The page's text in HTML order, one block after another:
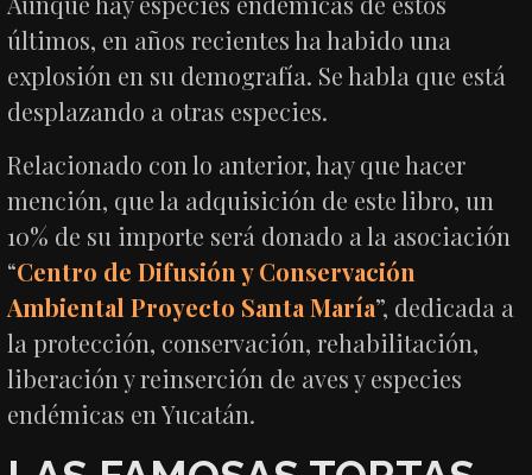
últimos, en años recientes ha habido una
explosión en su demografía. Se habla que está
desplazando a otras especies.
Relacionado con lo anterior, hay que hacer
mención, que la adquisición de este libro, un
10% de su importe será donado a la asociación
“Centro de Difusión y Conservación
Ambiental Proyecto Santa María”, dedicada a
la protección, conservación, rehabilitación,
liberación y reinserción de aves y especies
endémicas en Yucatán.